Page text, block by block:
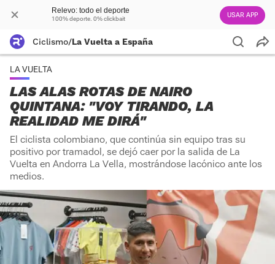
Relevo: todo el deporte
100% deporte. 0% clickbait USAR APP
Ciclismo/La Vuelta a España
LA VUELTA
LAS ALAS ROTAS DE NAIRO
QUINTANA: "VOY TIRANDO, LA
REALIDAD ME DIRÁ"
El ciclista colombiano, que continúa sin equipo tras su
positivo por tramadol, se dejó caer por la salida de La
Vuelta en Andorra La Vella, mostrándose lacónico ante los
medios.